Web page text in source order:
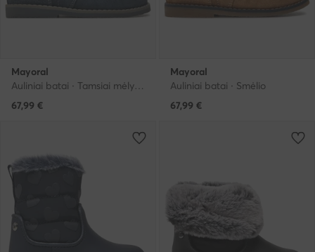
Mayoral
Auliniai batai · Tamsiai mėlyna
67,99 €
Mayoral
Auliniai batai · Smėlio
67,99 €